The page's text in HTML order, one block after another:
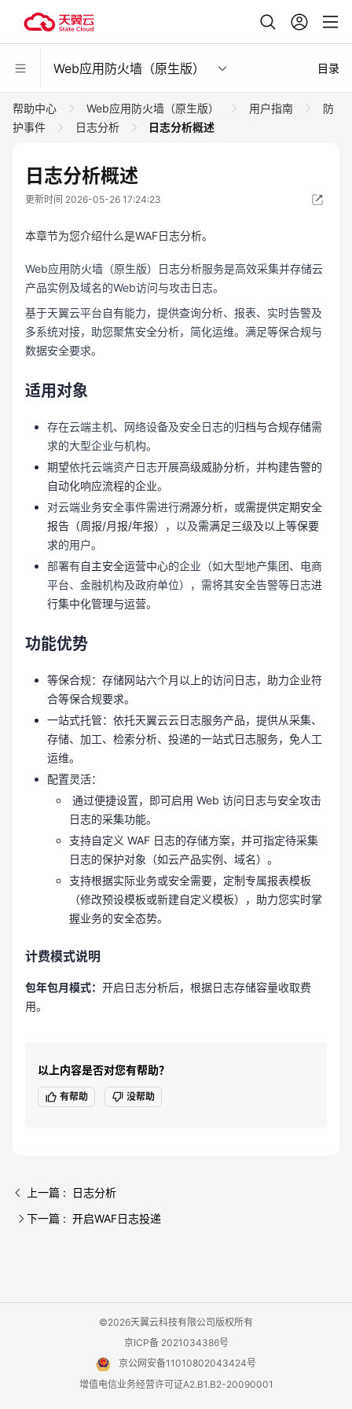
Web应用防火墙（原生版） 目录
帮助中心 Web应用防火墙（原生版） 用户指南
防
护事件
日志分析 日志分析概述
日志分析概述
更新时间 2026-05-26 17:24:23
本章节为您介绍什么是WAF日志分析。
Web应用防火墙（原生版）日志分析服务是高效采集并存储云
产品实例及域名的Web访问与攻击日志。
基于天翼云平台自有能力，提供查询分析、报表、实时告警及
多系统对接，助您聚焦安全分析，简化运维。满足等保合规与
数据安全要求。
适用对象
存在云端主机、网络设备及安全日志的归档与合规存储需
求的大型企业与机构。
期望依托云端资产日志开展高级威胁分析，并构建告警的
自动化响应流程的企业。
对云端业务安全事件需进行溯源分析，或需提供定期安全
报告（周报/月报/年报）
，以及需满足三级及以上等保要
求的用户。
部署有自主安全运营中心的企业（如大型地产集团、电商
平台、金融机构及政府单位），需将其安全告警等日志进
行集中化管理与运营。
功能优势
等保合规：存储网站六个月以上的访问日志，助力企业符
合等保合规要求。
一站式托管：依托天翼云云日志服务产品， 提供从采集、
存储、加工、检索分析、投递的一站式日志服务，免人工
运维。
配置灵活：
通过便捷设置，即可启用 Web 访问日志与安全攻击
日志的采集功能。
支持自定义 WAF 日志的存储方案，并可指定待采集
日志的保护对象（如云产品实例、域名）。
支持根据实际业务或安全需要，定制专属报表模板
（修改预设模板或新建自定义模板），助力您实时掌
握业务的安全态势。
计费模式说明
包年包月模式： 开启日志分析后，根据日志存储容量收取费
用。
以上内容是否对您有帮助？
有帮助 没帮助
上一篇 : 日志分析
下一篇 : 开启WAF日志投递
©2026天翼云科技有限公司版权所有
京ICP备 2021034386号
京公网安备11010802043424号
增值电信业务经营许可证A2.B1.B2-20090001